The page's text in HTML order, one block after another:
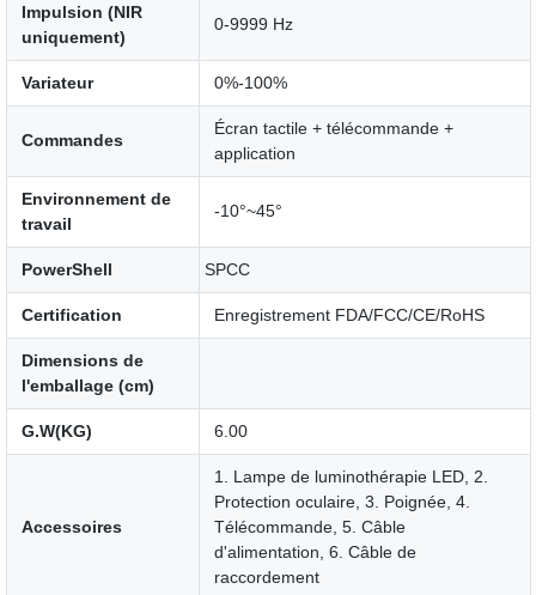
Impulsion (NIR
uniquement)
0-9999 Hz
Variateur 0%-100%
Commandes
Écran tactile + télécommande +
application
Environnement de
travail
-10°~45°
PowerShell SPCC
Certification Enregistrement FDA/FCC/CE/RoHS
Dimensions de
l'emballage (cm)
G.W(KG) 6.00
Accessoires
1. Lampe de luminothérapie LED, 2.
Protection oculaire, 3. Poignée, 4.
Télécommande, 5. Câble
d'alimentation, 6. Câble de
raccordement